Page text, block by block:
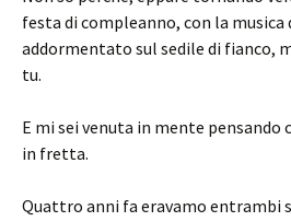
festa di compleanno, con la
addormentato sul sedile di fianco,
tu.
E mi sei venuta in mente pensando
in fretta.
Quattro anni fa eravamo entrambi